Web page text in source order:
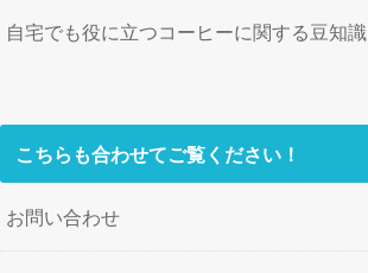
自宅でも役に立つコーヒーに関する豆知識
こちらも合わせてご覧ください！
お問い合わせ